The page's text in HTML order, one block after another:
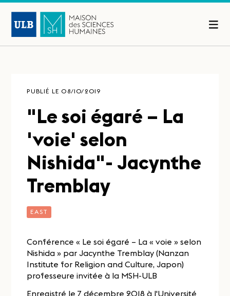
PUBLIÉ LE 08/10/2019
"Le soi égaré – La
'voie' selon
Nishida"- Jacynthe
Tremblay
EAST
Conférence « Le soi égaré – La « voie » selon
Nishida » par Jacynthe Tremblay (Nanzan
Institute for Religion and Culture, Japon)
professeure invitée à la MSH-ULB
Enregistré le 7 décembre 2018 à l'Université